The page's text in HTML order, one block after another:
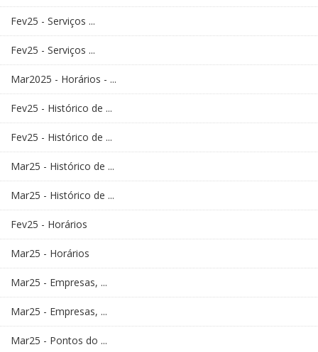
Fev25 - Serviços ...
Fev25 - Serviços ...
Mar2025 - Horários - ...
Fev25 - Histórico de ...
Fev25 - Histórico de ...
Mar25 - Histórico de ...
Mar25 - Histórico de ...
Fev25 - Horários
Mar25 - Horários
Mar25 - Empresas, ...
Mar25 - Empresas, ...
Mar25 - Pontos do ...